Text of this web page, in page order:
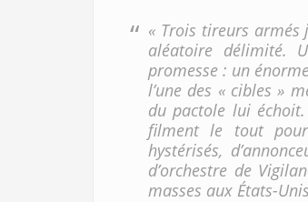
« Trois tireurs armés
aléatoire délimité.
promesse : un
l’une des « cibles »
du pactole lui
filment le tout
hystérisés,
d’orchestre de
masses aux États-